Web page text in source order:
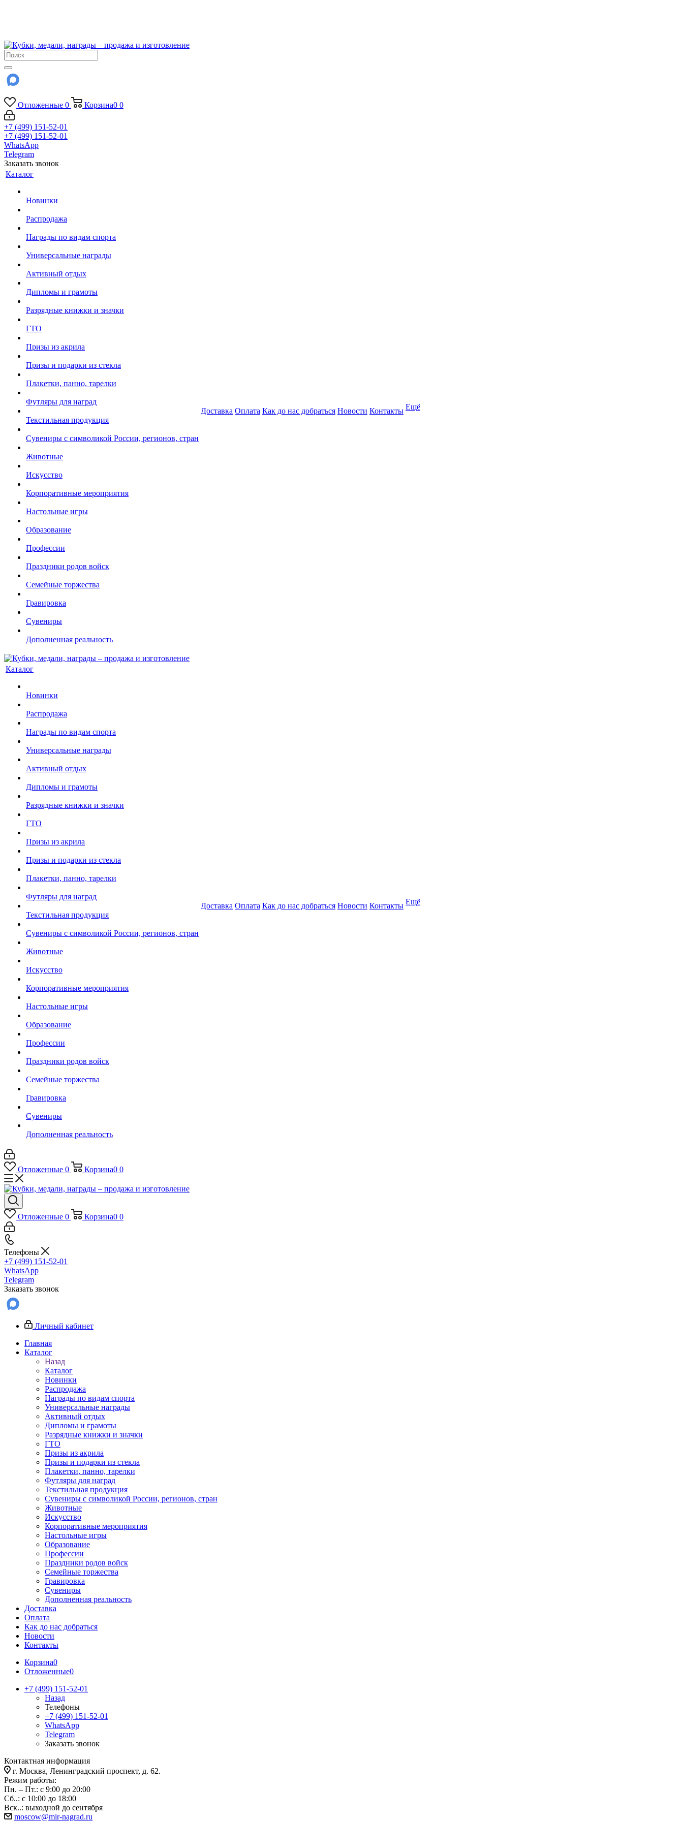
Отложенные 0 Корзина0 0
+7 (499) 151-52-01
+7 (499) 151-52-01
WhatsApp
Telegram
Заказать звонок
Каталог
Новинки
Распродажа
Награды по видам спорта
Универсальные награды
Активный отдых
Дипломы и грамоты
Разрядные книжки и значки
ГТО
Призы из акрила
Призы и подарки из стекла
Плакетки, панно, тарелки
Футляры для наград
Текстильная продукция
Сувениры с символикой России, регионов, стран
Животные
Искусство
Корпоративные мероприятия
Настольные игры
Образование
Профессии
Праздники родов войск
Семейные торжества
Гравировка
Сувениры
Дополненная реальность
Доставка Оплата Как до нас добраться Новости Контакты Ещё
Каталог
Новинки
Распродажа
Награды по видам спорта
Универсальные награды
Активный отдых
Дипломы и грамоты
Разрядные книжки и значки
ГТО
Призы из акрила
Призы и подарки из стекла
Плакетки, панно, тарелки
Футляры для наград
Текстильная продукция
Сувениры с символикой России, регионов, стран
Животные
Искусство
Корпоративные мероприятия
Настольные игры
Образование
Профессии
Праздники родов войск
Семейные торжества
Гравировка
Сувениры
Дополненная реальность
Доставка Оплата Как до нас добраться Новости Контакты Ещё
Отложенные 0 Корзина0 0
Отложенные 0 Корзина0 0
Телефоны
+7 (499) 151-52-01
WhatsApp
Telegram
Заказать звонок
Личный кабинет
Главная
Каталог
Назад
Каталог
Новинки
Распродажа
Награды по видам спорта
Универсальные награды
Активный отдых
Дипломы и грамоты
Разрядные книжки и значки
ГТО
Призы из акрила
Призы и подарки из стекла
Плакетки, панно, тарелки
Футляры для наград
Текстильная продукция
Сувениры с символикой России, регионов, стран
Животные
Искусство
Корпоративные мероприятия
Настольные игры
Образование
Профессии
Праздники родов войск
Семейные торжества
Гравировка
Сувениры
Дополненная реальность
Доставка
Оплата
Как до нас добраться
Новости
Контакты
Корзина0
Отложенные0
+7 (499) 151-52-01
Назад
Телефоны
+7 (499) 151-52-01
WhatsApp
Telegram
Заказать звонок
Контактная информация
г. Москва, Ленинградский проспект, д. 62.
Режим работы:
Пн. – Пт.: с 9:00 до 20:00
Сб..: с 10:00 до 18:00
Вск..: выходной до сентября
moscow@mir-nagrad.ru